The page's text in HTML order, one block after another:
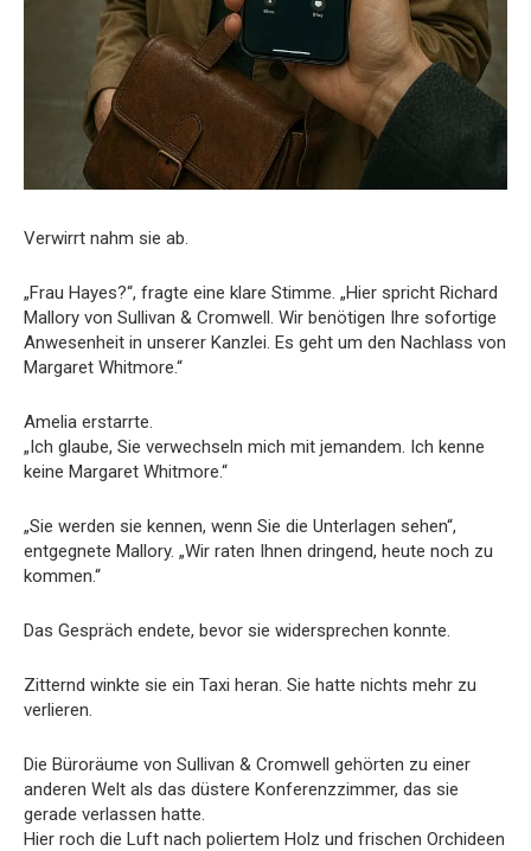
Verwirrt nahm sie ab.
„Frau Hayes?“, fragte eine klare Stimme. „Hier spricht Richard
Mallory von Sullivan & Cromwell. Wir benötigen Ihre sofortige
Anwesenheit in unserer Kanzlei. Es geht um den Nachlass von
Margaret Whitmore.“
Amelia erstarrte.
„Ich glaube, Sie verwechseln mich mit jemandem. Ich kenne
keine Margaret Whitmore.“
„Sie werden sie kennen, wenn Sie die Unterlagen sehen“,
entgegnete Mallory. „Wir raten Ihnen dringend, heute noch zu
kommen.“
Das Gespräch endete, bevor sie widersprechen konnte.
Zitternd winkte sie ein Taxi heran. Sie hatte nichts mehr zu
verlieren.
Die Büroräume von Sullivan & Cromwell gehörten zu einer
anderen Welt als das düstere Konferenzzimmer, das sie
gerade verlassen hatte.
Hier roch die Luft nach poliertem Holz und frischen Orchideen